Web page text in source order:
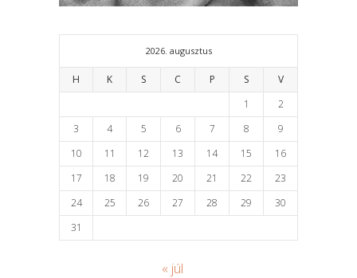
2026. augusztus
H K S C P S
V
1
2
3
4 5 6 7 8
9
10
11 12 13 14 15
16
17
18 19 20 21 22
23
24
25 26 27 28 29
30
31
« júl